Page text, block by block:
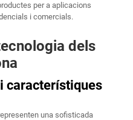
per a aplicacions
i comercials.
dels
característiques
una sofisticada